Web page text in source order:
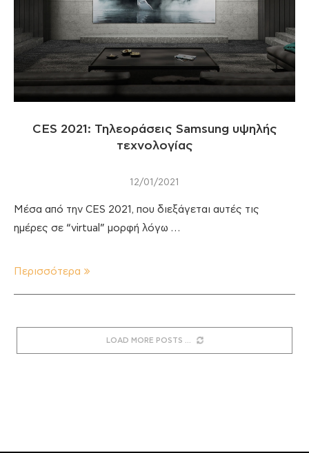
CES 2021: Τηλεοράσεις Samsung υψηλής
τεχνολογίας
12/01/2021
Μέσα από την CES 2021, που διεξάγεται αυτές τις
ημέρες σε “virtual” μορφή λόγω …
Περισσότερα
LOAD MORE POSTS